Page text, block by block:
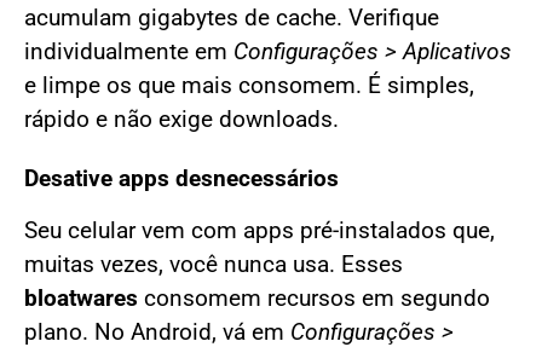
acumulam gigabytes de cache. Verifique
individualmente em Configurações > Aplicativos
e limpe os que mais consomem. É simples,
rápido e não exige downloads.
Desative apps desnecessários
Seu celular vem com apps pré-instalados que,
muitas vezes, você nunca usa. Esses
bloatwares consomem recursos em segundo
plano. No Android, vá em Configurações >